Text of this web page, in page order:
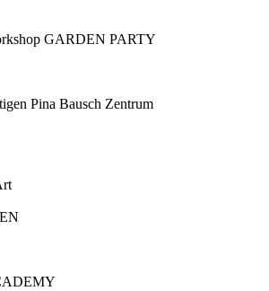
GARDEN PARTY
Pina Bausch Zentrum